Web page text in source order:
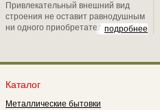
подробнее
Привлекательный внешний вид
строения не оставит равнодушным
ни одного приобретателя. Скрытый
уникальную возможность положить
обеспечить круглогодичное
Каталог
Металлические бытовки